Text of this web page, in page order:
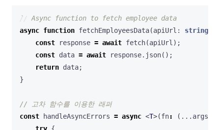
async function fetchEmployeesData(apiUrl : string
const
response = await fetch(apiUrl );
const data = await response. json();
return data;
}
const
handleAsyncErrors = async <T>(fn: (... args
try {